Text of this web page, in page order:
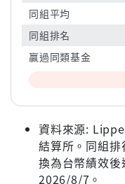
同組平均
同組排名
贏過同類基金
資料來源:
結算所。同組
換為台幣績效後
2026/8/7。